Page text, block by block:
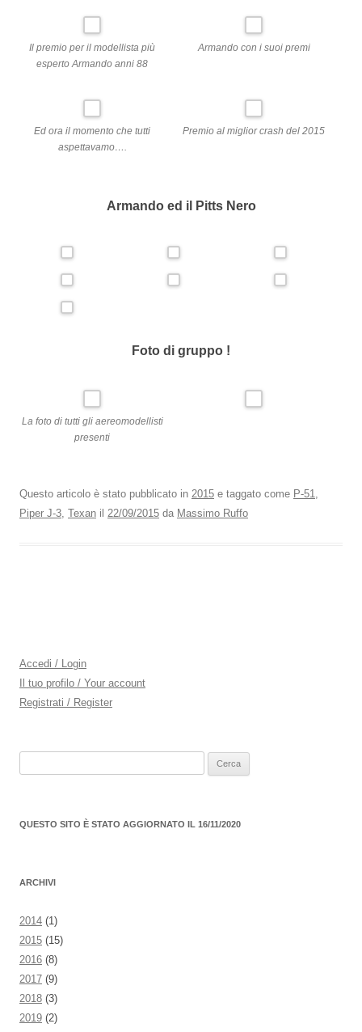
Il premio per il modellista più
esperto Armando anni 88
Armando con i suoi premi
Ed ora il momento che tutti
aspettavamo….
Premio al miglior crash del 2015
Armando ed il Pitts Nero
Foto di gruppo !
La foto di tutti gli aereomodellisti
presenti
Questo articolo è stato pubblicato in 2015 e taggato come P-51,
Piper J-3, Texan il 22/09/2015 da Massimo Ruffo
Accedi / Login
Il tuo profilo / Your account
Registrati / Register
QUESTO SITO È STATO AGGIORNATO IL 16/11/2020
ARCHIVI
2014 (1)
2015 (15)
2016 (8)
2017 (9)
2018 (3)
2019 (2)